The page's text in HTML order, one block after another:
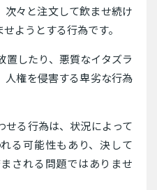
次々と注文して飲ませ続け
ようとする行為です。
置したり、悪質なイタズラ
人権を侵害する卑劣な行為
せる行為は、状況によって
る可能性もあり、決して
される問題ではありませ